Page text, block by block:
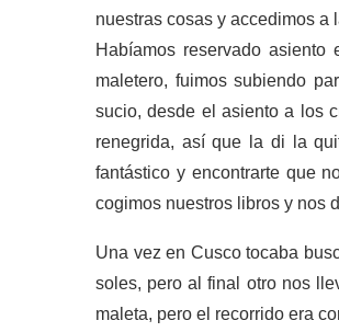
nuestras cosas y accedimos a
Habíamos reservado
maletero, fuimos subiendo
sucio, desde el asiento a los
renegrida, así que la di la
fantástico y encontrarte que
cogimos nuestros libros y nos
Una vez en Cusco tocaba
soles, pero al final otro nos
maleta, pero el recorrido era